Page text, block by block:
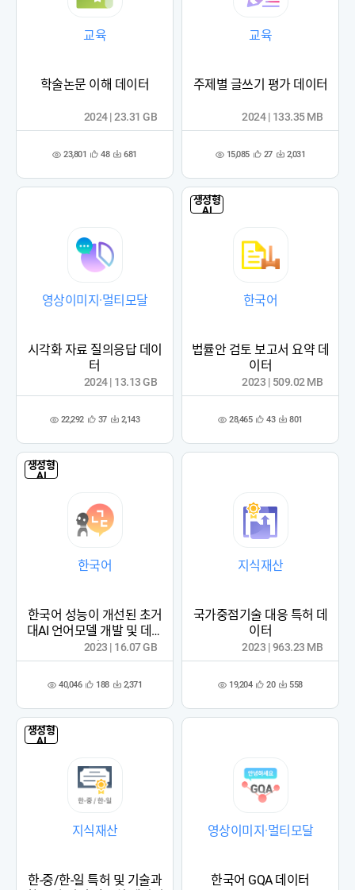
교육
학술논문 이해 데이터
조 23,801 관
록
48 다 681
2024 | 23.31 GB
교육
주제별 글쓰기 평가 데이터
조 15,085 관
록
27 다 2,031
2024 | 133.35 MB
영상이미지·멀티모달
시각화 자료 질의응답 데이
터
조 22,292 관
록
37 다 2,143
2024 | 13.13 GB
생성형
AI
한국어
법률안 검토 보고서 요약 데
이터
조 28,465 관
록
43 다 801
2023 | 509.02 MB
생성형
AI
한국어
한국어 성능이 개선된 초거
대AI 언어모델 개발 및 데이
터
조 40,046 관
록
188 다 2,371
2023 | 16.07 GB
지식재산
국가중점기술 대응 특허 데
이터
조 19,204 관
록
20 다 558
2023 | 963.23 MB
생성형
AI
지식재산
한-중/한-일 특허 및 기술과
영상이미지·멀티모달
한국어 GQA 데이터